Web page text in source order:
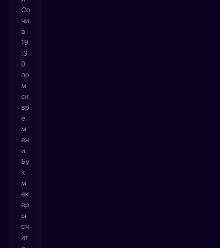
Со
чи
в
19
:3
0
по
м
ск
вр
е
м
ен
и.
Бу
к
м
ек
ер
ы
сч
ит